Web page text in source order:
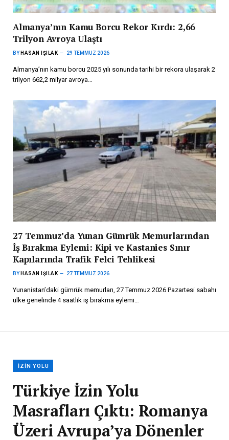
Almanya’nın Kamu Borcu Rekor Kırdı: 2,66
Trilyon Avroya Ulaştı
BY HASAN IŞILAK 29 TEMMUZ 2026
Almanya’nın kamu borcu 2025 yılı sonunda tarihi bir rekora ulaşarak 2
trilyon 662,2 milyar avroya…
27 Temmuz’da Yunan Gümrük Memurlarından
İş Bırakma Eylemi: Kipi ve Kastanies Sınır
Kapılarında Trafik Felci Tehlikesi
BY HASAN IŞILAK 27 TEMMUZ 2026
Yunanistan’daki gümrük memurları, 27 Temmuz 2026 Pazartesi sabahı
ülke genelinde 4 saatlik iş bırakma eylemi…
İZIN YOLU
Türkiye İzin Yolu
Masrafları Çıktı: Romanya
Üzeri Avrupa’ya Dönenler